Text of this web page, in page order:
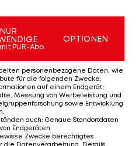
dazu wurde ihm für
Bayern-Angebot eine
versprochen.
nun nutzen, um
Teile des Verbands
NUR
PUR-Abo
OPTIONEN
personenbezogene Daten, wie
für die folgenden Zwecke:
auf einem Endgerät;
Messung von Werbeleistung und
sowie Entwicklung
.
auch: Genaue Standortdaten
Endgeräten.
Zwecke berechtigtes
die Datenverarbeitung. Details